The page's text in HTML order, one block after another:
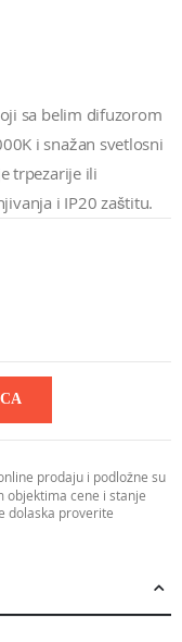
sa belim difuzorom
i snažan svetlosni
trpezarije ili
i IP20 zaštitu.
prodaju i podložne su
objektima cene i stanje
dolaska proverite